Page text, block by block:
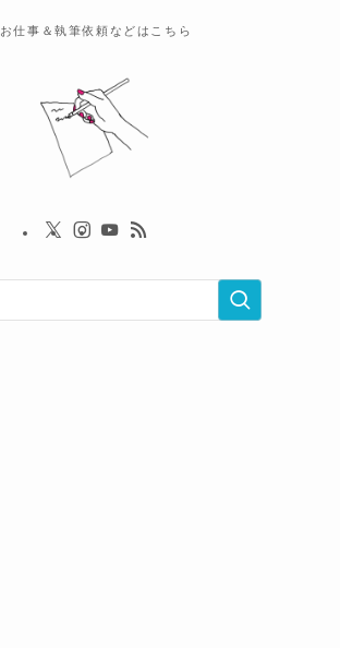
お仕事＆執筆依頼などはこちら